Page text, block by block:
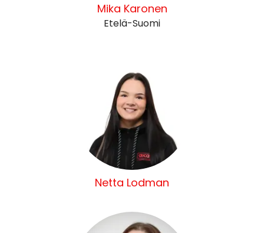
Mika Karonen
Etelä-Suomi
Netta Lodman